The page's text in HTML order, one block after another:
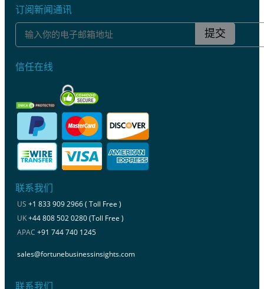
订阅新闻通讯
提交
信任在线
联系我们
US +1 833 909 2966 ( Toll Free )
UK+44 808 502 0280 (Toll Free )
APAC +91 744 740 1245
sales@fortunebusinessinsights.com
联系我们